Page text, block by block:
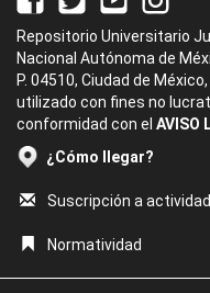
Repositorio Universitario
Nacional Autónoma de
P. 04510, Ciudad de
utilizado con fines no
conformidad con el AVISO
¿Cómo llegar?
Suscripción a
Normatividad